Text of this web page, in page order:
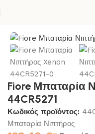
Fiore Μπαταρία
44CR5271
Κωδικός προϊόντος:
Μπαταρία Νιπτήρος